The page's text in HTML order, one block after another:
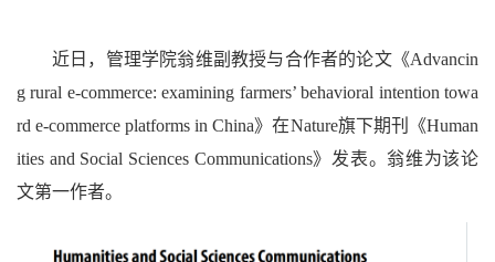
近日，管理学院翁维副教授与合作者的论文《Advancin
g rural e-commerce: examining farmers’ behavioral intention towa
rd e-commerce platforms in China》在Nature旗下期刊《Human
ities and Social Sciences Communications》发表。翁维为该论
文第一作者。